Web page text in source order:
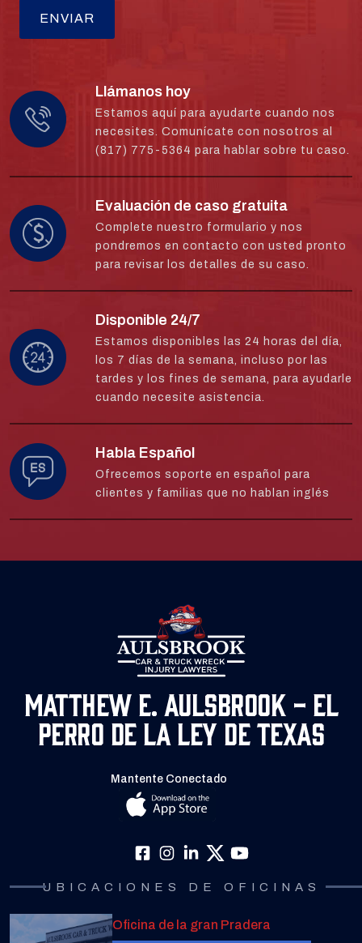
Llámanos hoy
Estamos aquí para ayudarte cuando nos
necesites. Comunícate con nosotros al
(817) 775-5364 para hablar sobre tu caso.
Evaluación de caso gratuita
Complete nuestro formulario y nos
pondremos en contacto con usted pronto
para revisar los detalles de su caso.
Disponible 24/7
Estamos disponibles las 24 horas del día,
los 7 días de la semana, incluso por las
tardes y los fines de semana, para ayudarle
cuando necesite asistencia.
Habla Español
Ofrecemos soporte en español para
clientes y familias que no hablan inglés
Matthew E. Aulsbrook - El
Perro de la Ley de Texas
Mantente Conectado
UBICACIONES DE OFICINAS
Oficina de la gran Pradera